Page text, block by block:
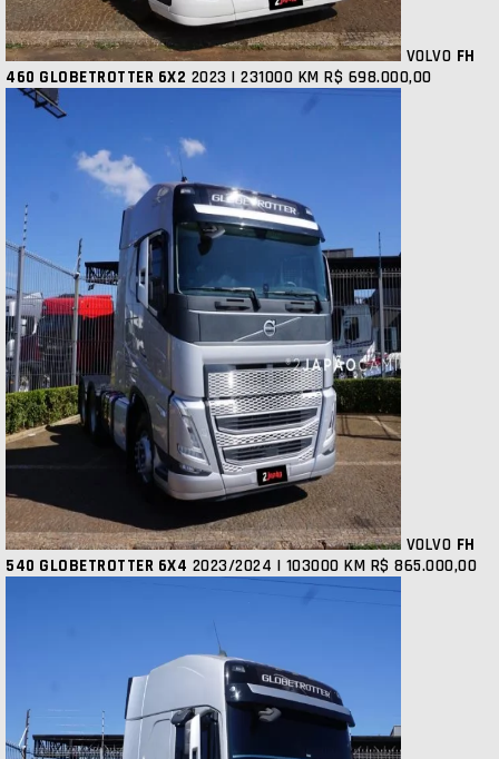
VOLVO FH
460 GLOBETROTTER 6X2 2023 | 231000 KM R$ 698.000,00
VOLVO FH
540 GLOBETROTTER 6X4 2023/2024 | 103000 KM R$ 865.000,00